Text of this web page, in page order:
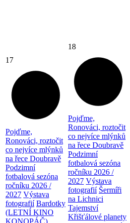
17
Pojďme,
Ronováci, roztočit
co nejvíce mlýnků
na řece Doubravě
Podzimní
fotbalová sezóna
ročníku 2026 /
2027 Výstava
fotografií Bardotky
(LETNÍ KINO
KONOPÁČ)
18
Pojďme,
Ronováci, roztočit
co nejvíce mlýnků
na řece Doubravě
Podzimní
fotbalová sezóna
ročníku 2026 /
2027 Výstava
fotografií Šermíři
na Lichnici
Tajemství
Křišťálové planety